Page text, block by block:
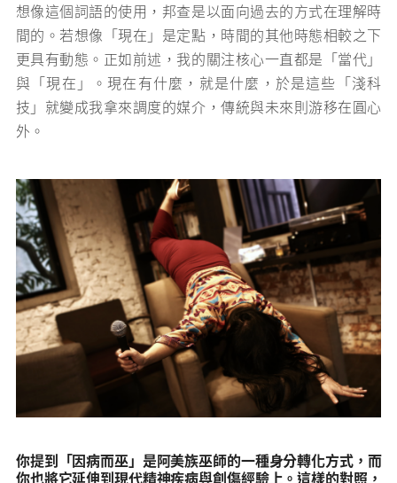
想像這個詞語的使用，邦查是以面向過去的方式在理解時
間的。若想像「現在」是定點，時間的其他時態相較之下
更具有動態。正如前述，我的關注核心一直都是「當代」
與「現在」。現在有什麼，就是什麼，於是這些「淺科
技」就變成我拿來調度的媒介，傳統與未來則游移在圓心
外。
你提到「因病而巫」是阿美族巫師的一種身分轉化方式，而
你也將它延伸到現代精神疾病與創傷經驗上。這樣的對照，